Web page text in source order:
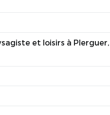
et loisirs à